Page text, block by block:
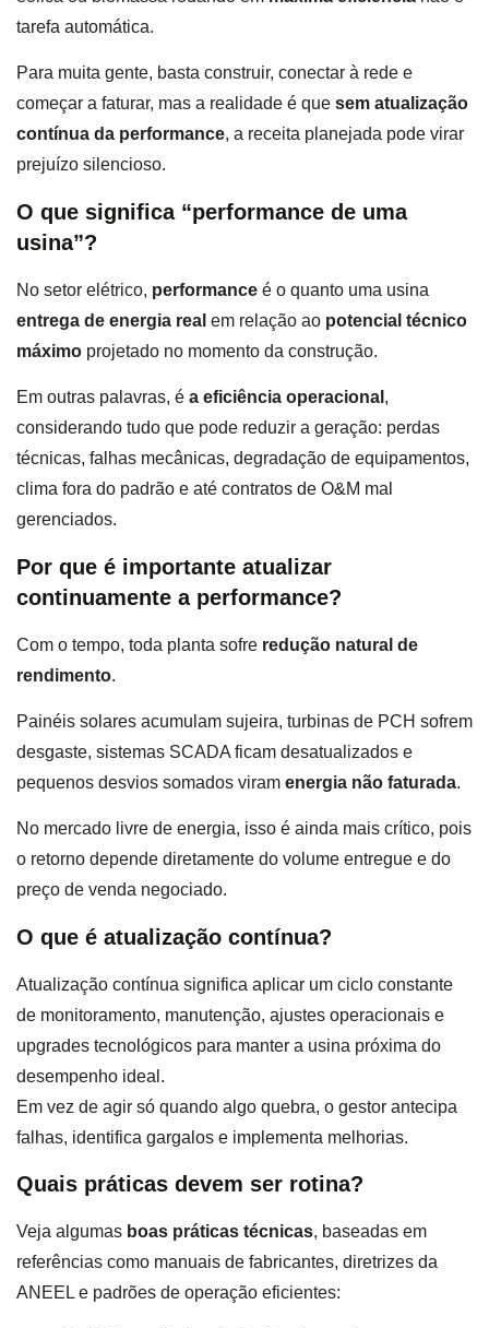
tarefa automática.
Para muita gente, basta construir, conectar à rede e
começar a faturar, mas a realidade é que sem atualização
contínua da performance, a receita planejada pode virar
prejuízo silencioso.
O que significa “performance de uma
usina”?
No setor elétrico, performance é o quanto uma usina
entrega de energia real em relação ao potencial técnico
máximo projetado no momento da construção.
Em outras palavras, é a eficiência operacional ,
considerando tudo que pode reduzir a geração: perdas
técnicas, falhas mecânicas, degradação de equipamentos,
clima fora do padrão e até contratos de O&M mal
gerenciados.
Por que é importante atualizar
continuamente a performance?
Com o tempo, toda planta sofre redução natural de
rendimento.
Painéis solares acumulam sujeira, turbinas de PCH sofrem
desgaste, sistemas SCADA ficam desatualizados e
pequenos desvios somados viram energia não faturada.
No mercado livre de energia, isso é ainda mais crítico, pois
o retorno depende diretamente do volume entregue e do
preço de venda negociado.
O que é atualização contínua?
Atualização contínua significa aplicar um ciclo constante
de monitoramento, manutenção, ajustes operacionais e
upgrades tecnológicos para manter a usina próxima do
desempenho ideal.
Em vez de agir só quando algo quebra, o gestor antecipa
falhas, identifica gargalos e implementa melhorias.
Quais práticas devem ser rotina?
Veja algumas boas práticas técnicas, baseadas em
referências como manuais de fabricantes, diretrizes da
ANEEL e padrões de operação eficientes: